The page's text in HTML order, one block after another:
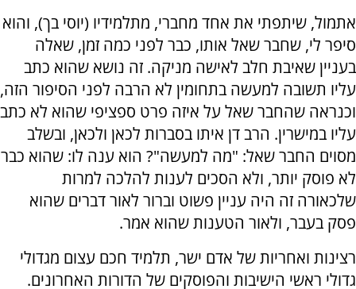
אתמול, שיתפתי את אחד מחברי, מתלמידיו (יוסי בך), והוא
סיפר לי, שחבר שאל אותו, כבר לפני כמה זמן, שאלה
בעניין שאיבת חלב לאישה מניקה. זה נושא שהוא כתב
עליו תשובה למעשה בתחומין לא הרבה לפני הסיפור הזה,
וכנראה שהחבר שאל על איזה פרט ספציפי שהוא לא כתב
עליו במישרין. הרב דן איתו בסברות לכאן ולכאן, ובשלב
מסוים החבר שאל: "מה למעשה"? הוא ענה לו: שהוא כבר
לא פוסק יותר, ולא הסכים לענות להלכה למרות
שלכאורה זה היה עניין פשוט וברור לאור דברים שהוא
פסק בעבר, ולאור הטענות שהוא אמר.
רצינות ואחריות של אדם ישר, תלמיד חכם עצום מגדולי
גדולי ראשי הישיבות והפוסקים של הדורות האחרונים.